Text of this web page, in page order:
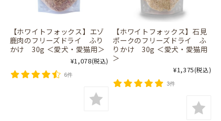
【ホワイトフォックス】エゾ
鹿肉のフリーズドライ ふり
かけ 30g ＜愛犬・愛猫用＞
¥1,078(税込)
6件
【ホワイトフォックス】石見
ポークのフリーズドライ ふ
りかけ 30g ＜愛犬・愛猫用
＞
¥1,375(税込)
3件